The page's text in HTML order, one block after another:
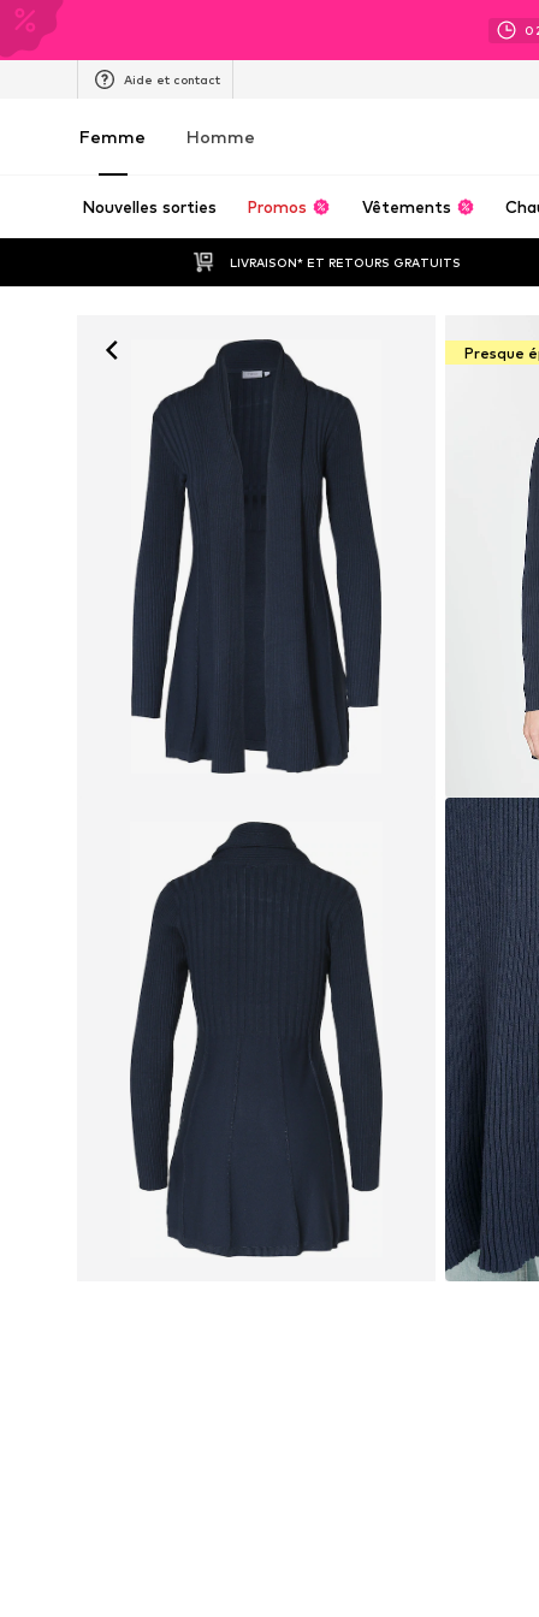
Aide et contact
Femme Homme
Nouvelles sorties Promos Vêtements
LIVRAISON* ET RETOURS GRATUITS
Presque